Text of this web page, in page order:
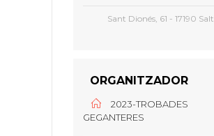
Sant Dionés, 61 - 17190 Salt
ORGANITZADOR
2023-TROBADES
GEGANTERES